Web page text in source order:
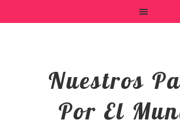
Nuestros
Por El